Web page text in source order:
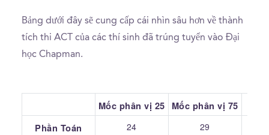
Bảng dưới đây sẽ cung cấp cái nhìn sâu hơn về thành
tích thi ACT của các thí sinh đã trúng tuyển vào Đại
học Chapman.
Mốc phân vị 25 Mốc phân vị 75
Phần Toán
24 29